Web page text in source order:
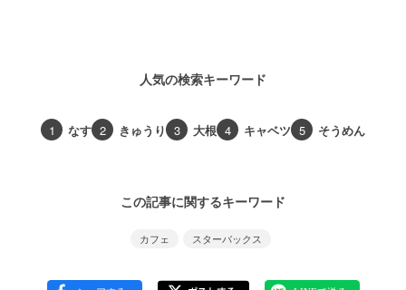
人気の検索キーワード
1 なす 2 きゅうり 3 大根 4 キャベツ 5 そうめん
この記事に関するキーワード
カフェ スターバックス